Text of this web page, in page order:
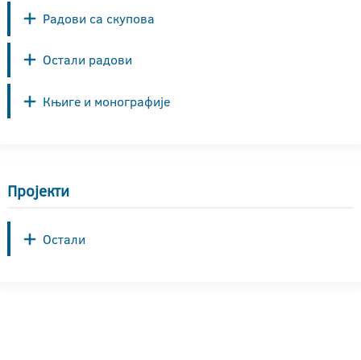
Радови са скупова
Остали радови
Књиге и монографије
Пројекти
Остали